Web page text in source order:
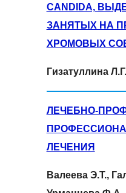
CANDIDA,
ЗАНЯТЫХ НА
ХРОМОВЫХ
Гизатуллина
ЛЕЧЕБНО-
ЛЕЧЕНИЯ
Валеева Э.Т.,